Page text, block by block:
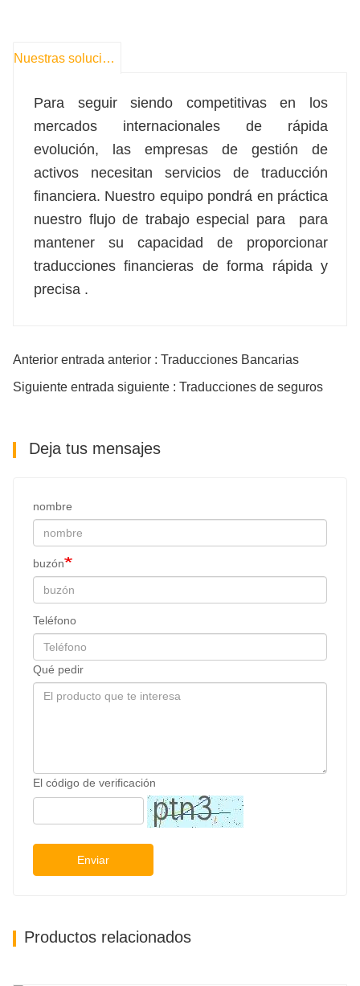
Nuestras soluciones
Para seguir siendo competitivas en los
mercados internacionales de rápida
evolución, las empresas de gestión de
activos necesitan servicios de traducción
financiera. Nuestro equipo pondrá en práctica
nuestro flujo de trabajo especial para para
mantener su capacidad de proporcionar
traducciones financieras de forma rápida y
precisa .
Anterior entrada anterior : Traducciones Bancarias
Siguiente entrada siguiente : Traducciones de seguros
Deja tus mensajes
nombre
buzón
Teléfono
Qué pedir
El código de verificación
Enviar
Productos relacionados